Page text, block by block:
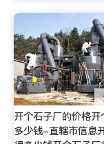
开个石子厂的价格
多少钱-直辖市信息